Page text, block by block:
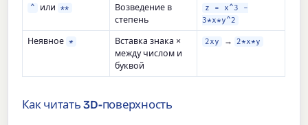
^ или **
Возведение в
степень
z = x^3 -
3*x*y^2
Неявное *
Вставка знака ×
между числом и
буквой
2xy → 2*x*y
Как читать 3D-поверхность